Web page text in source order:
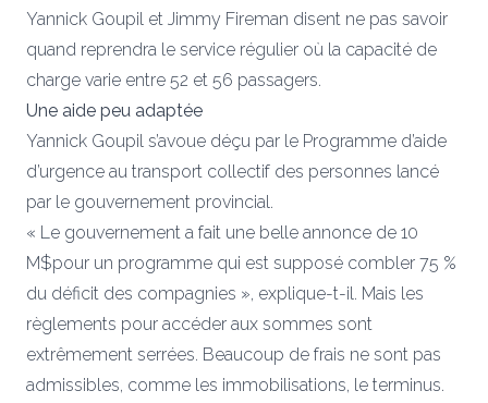
Yannick Goupil et Jimmy Fireman disent ne pas savoir
quand reprendra le service régulier où la capacité de
charge varie entre 52 et 56 passagers.
Une aide peu adaptée
Yannick Goupil s’avoue déçu par le Programme d’aide
d’urgence au transport collectif des personnes lancé
par le gouvernement provincial.
« Le gouvernement a fait une belle annonce de 10
M$pour un programme qui est supposé combler 75 %
du déficit des compagnies », explique-t-il. Mais les
règlements pour accéder aux sommes sont
extrêmement serrées. Beaucoup de frais ne sont pas
admissibles, comme les immobilisations, le terminus.